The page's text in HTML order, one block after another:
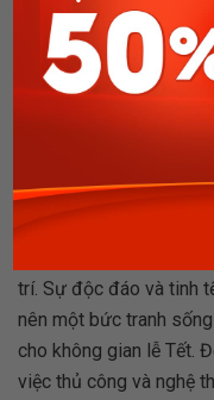
Bày trí mâm ngũ
Mâm ngũ quả miền
trí. Sự độc đáo và tinh
nên một bức tranh
cho không gian lễ Tết.
việc thủ công và nghệ